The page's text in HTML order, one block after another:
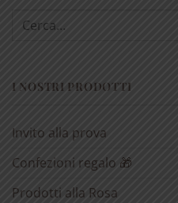
Cerca:
I NOSTRI PRODOTTI
Invito alla prova
Confezioni regalo 🎁
Prodotti alla Rosa